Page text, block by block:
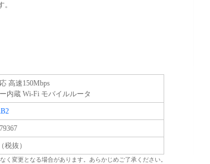
高速150Mbps
内蔵 Wi-Fi モバイルルータ
税抜）
く変更となる場合があります。あらかじめご了承ください。